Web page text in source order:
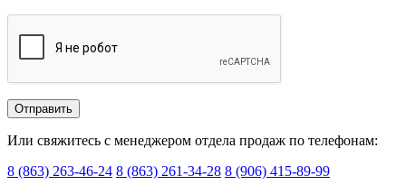
Или свяжитесь с менеджером отдела продаж по телефонам:
8 (863) 263-46-24 8 (863) 261-34-28 8 (906) 415-89-99